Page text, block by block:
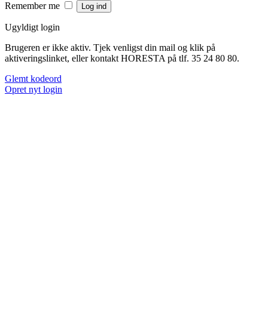
Remember me
Ugyldigt login
Brugeren er ikke aktiv. Tjek venligst din mail og klik på
aktiveringslinket, eller kontakt HORESTA på tlf. 35 24 80 80.
Glemt kodeord
Opret nyt login